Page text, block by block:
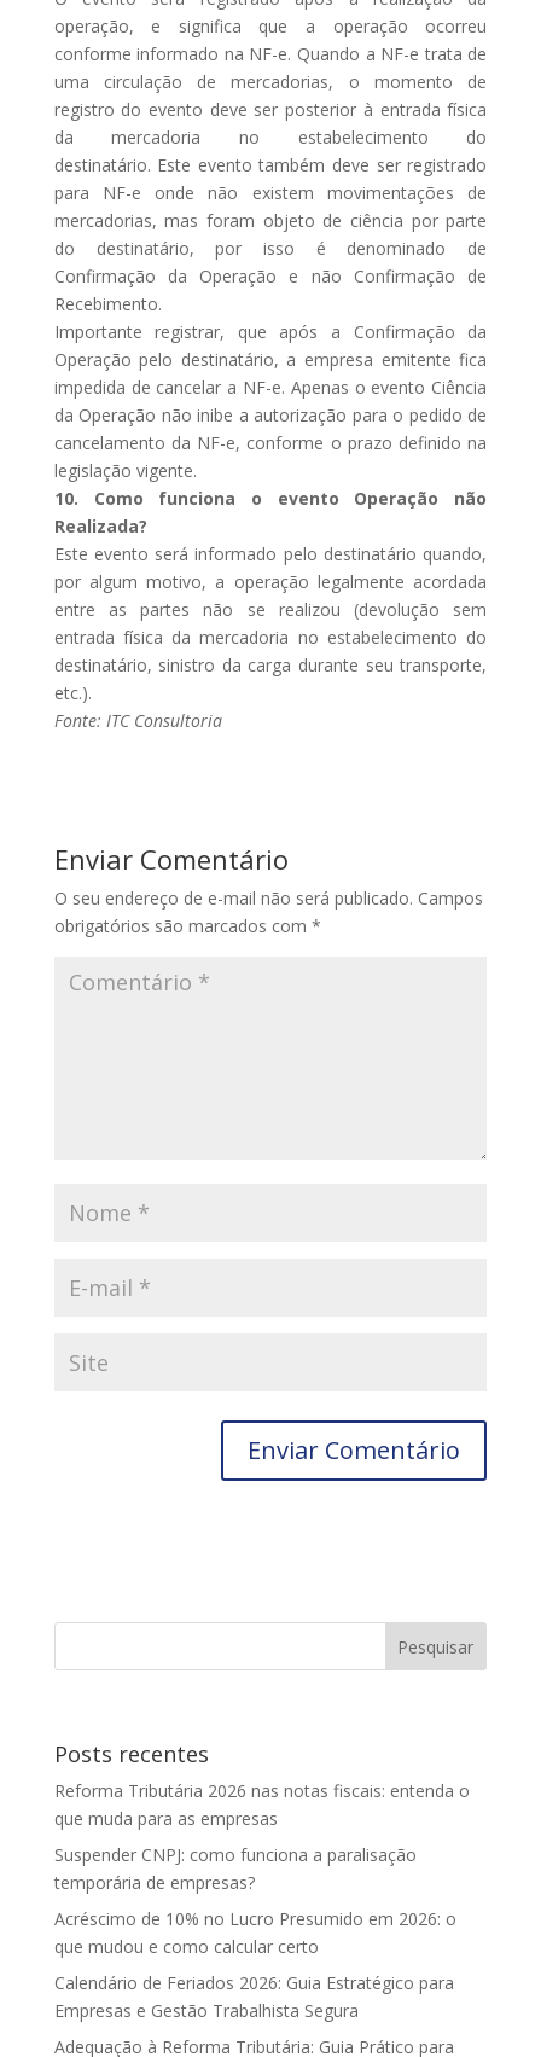
operação, e significa que a operação ocorreu
conforme informado na NF-e. Quando a NF-e trata de
uma circulação de mercadorias, o momento de
registro do evento deve ser posterior à entrada física
da mercadoria no estabelecimento do
destinatário. Este evento também deve ser registrado
para NF-e onde não existem movimentações de
mercadorias, mas foram objeto de ciência por parte
do destinatário, por isso é denominado de
Confirmação da Operação e não Confirmação de
Recebimento.
Importante registrar, que após a Confirmação da
Operação pelo destinatário, a empresa emitente fica
impedida de cancelar a NF-e. Apenas o evento Ciência
da Operação não inibe a autorização para o pedido de
cancelamento da NF-e, conforme o prazo definido na
legislação vigente.
10. Como funciona o evento Operação não
Realizada?
Este evento será informado pelo destinatário quando,
por algum motivo, a operação legalmente acordada
entre as partes não se realizou (devolução sem
entrada física da mercadoria no estabelecimento do
destinatário, sinistro da carga durante seu transporte,
etc.).
Fonte: ITC Consultoria
Enviar Comentário
O seu endereço de e-mail não será publicado. Campos
obrigatórios são marcados com *
Posts recentes
Reforma Tributária 2026 nas notas fiscais: entenda o
que muda para as empresas
Suspender CNPJ: como funciona a paralisação
temporária de empresas?
Acréscimo de 10% no Lucro Presumido em 2026: o
que mudou e como calcular certo
Calendário de Feriados 2026: Guia Estratégico para
Empresas e Gestão Trabalhista Segura
Adequação à Reforma Tributária: Guia Prático para